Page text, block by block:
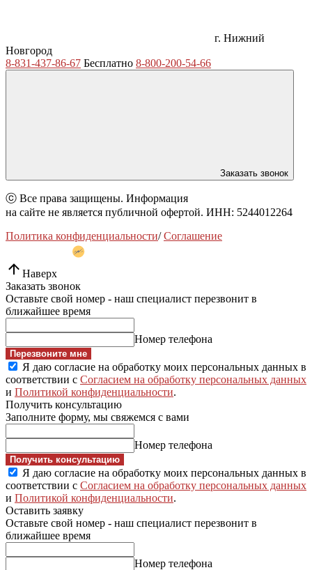
г. Нижний
Новгород
8-831-437-86-67 Бесплатно 8-800-200-54-66
Заказать звонок
ⓒ Все права защищены. Информация
на сайте не является публичной офертой. ИНН: 5244012264
Политика конфиденциальности/ Соглашение
Наверх
Заказать звонок
Оставьте свой номер - наш специалист перезвонит в
ближайшее время
Номер телефона
Перезвоните мне
Я даю согласие на обработку моих персональных данных в
соответствии с Согласием на обработку персональных данных
и Политикой конфиденциальности.
Получить консультацию
Заполните форму, мы свяжемся с вами
Номер телефона
Получить консультацию
Я даю согласие на обработку моих персональных данных в
соответствии с Согласием на обработку персональных данных
и Политикой конфиденциальности.
Оставить заявку
Оставьте свой номер - наш специалист перезвонит в
ближайшее время
Номер телефона